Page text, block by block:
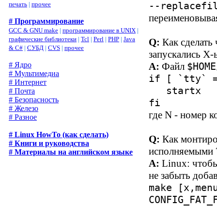
печать | прочее
# Программирование
GCC & GNU make | программирование в UNIX |
графические библиотеки | Tcl | Perl | PHP | Java
& C# | СУБД | CVS | прочее
# Ядро
# Мультимедиа
# Интернет
# Почта
# Безопасность
# Железо
# Разное
# Linux HowTo (как сделать)
# Книги и руководства
# Материалы на английском языке
--
Q:Как
запускались Х-
A:Файл
if [ `tty` =
startx
fi
где N - номер
Q:Как
исполняемыми
A:Linux:
не забыть
make